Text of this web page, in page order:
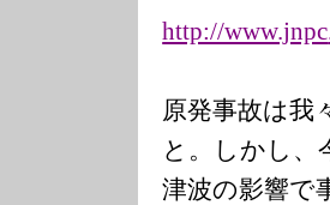
http://www.jnpc
原発事故は我
と。しかし、
津波の影響で